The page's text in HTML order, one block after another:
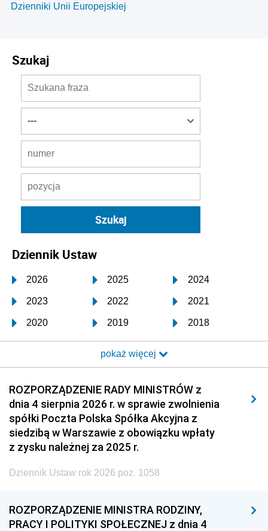
Dzienniki Unii Europejskiej
Szukaj
Dziennik Ustaw
2026 2025 2024
2023 2022 2021
2020 2019 2018
2017 2016 2015
2014 2013 2012
2011 2010 2009
2008 2007 2006
2005 2004 2003
2002 2001
1999 1998
1993 1992 1991
pokaż więcej
ROZPORZĄDZENIE RADY MINISTRÓW z
dnia 4 sierpnia 2026 r. w sprawie zwolnienia
spółki Poczta Polska Spółka Akcyjna z
siedzibą w Warszawie z obowiązku wpłaty
z zysku należnej za 2025 r.
Dziennik Ustaw rok 2026 poz. 1058
ROZPORZĄDZENIE MINISTRA RODZINY,
PRACY I POLITYKI SPOŁECZNEJ z dnia 4